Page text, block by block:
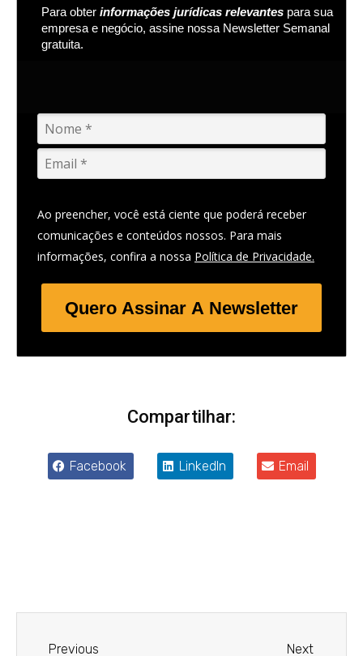
Para obter informações jurídicas relevantes para sua
empresa e negócio, assine nossa Newsletter Semanal
gratuita.
Ao preencher, você está ciente que poderá receber
comunicações e conteúdos nossos. Para mais
informações, confira a nossa Política de Privacidade.
Quero Assinar A Newsletter
Compartilhar:
Facebook LinkedIn Email
Previous Next